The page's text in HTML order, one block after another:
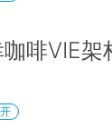
咖啡VIE